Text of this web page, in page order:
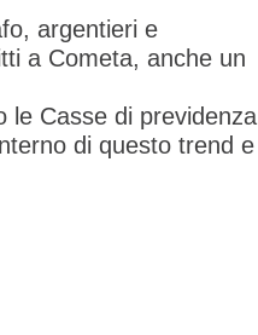
argentieri e
a Cometa, anche un
le Casse di previdenza
di questo trend e